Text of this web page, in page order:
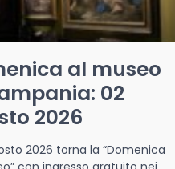
al museo
02
2026
2026 torna la “Domenica